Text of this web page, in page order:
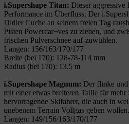
i.Supershape Titan: Dieser aggressive
Performance im Überfluss. Der
Didier Cuche an seinem freien Tag
Pisten Powercar¬ves zu ziehen, und
frischen Pulverschnee auf-zuwühlen.
Längen: 156/163/170/177
Breite (bei 170): 128-78-114 mm
Radius (bei 170): 13.5 m
i.Supershape Magnum: Der flinke
mit einer etwas breiteren Taille für mehr
hervorragende Skifahrer, die auch in
unebenem Terrain Vollgas geben wollen.
Längen: 149/156/163/170/177